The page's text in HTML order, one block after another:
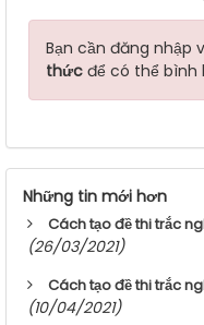
Bạn cần đăng nhập
thức để có thể bình
Những tin mới hơn
Cách tạo đề thi trắc
(26/03/2021)
Cách tạo đề thi trắc
(10/04/2021)